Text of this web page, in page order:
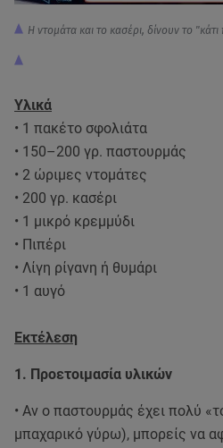
Η ντομάτα και το κασέρι, δίνουν το
Υλικά
• 1 πακέτο σφολιάτα
• 150–200 γρ. παστουρμάς
• 2 ώριμες ντομάτες
• 200 γρ. κασέρι
• 1 μικρό κρεμμύδι
• Πιπέρι
• Λίγη ρίγανη ή θυμάρι
• 1 αυγό
Εκτέλεση
1. Προετοιμασία υλικών
• Αν ο παστουρμάς έχει πολύ
μπαχαρικό γύρω), μπορείς να